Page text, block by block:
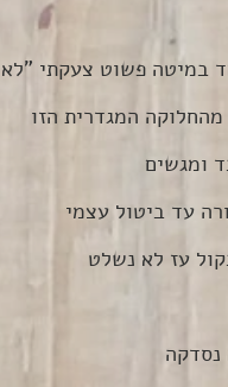
במיטה פשוט צעקתי
המגדרית הזו
ומגשים
עד ביטול עצמי
עז לא נשלט
נסדקה